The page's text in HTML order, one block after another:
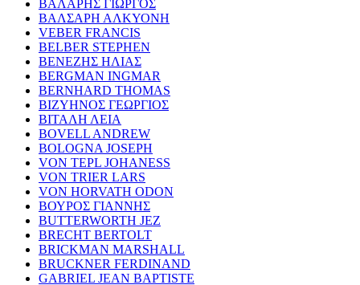
ΒΑΛΑΡΗΣ ΓΙΩΡΓΟΣ
ΒΑΛΣΑΡΗ ΑΛΚΥΟΝΗ
VEBER FRANCIS
BELBER STEPHEN
ΒΕΝΕΖΗΣ ΗΛΙΑΣ
BERGMAN INGMAR
BERNHARD THOMAS
ΒΙΖΥΗΝΟΣ ΓΕΩΡΓΙΟΣ
ΒΙΤΑΛΗ ΛΕΙΑ
BOVELL ANDREW
BOLOGNA JOSEPH
VON TEPL JOHANESS
VON TRIER LARS
VON HORVATH ODON
ΒΟΥΡΟΣ ΓΙΑΝΝΗΣ
BUTTERWORTH JEZ
BRECHT BERTOLT
BRICKMAN MARSHALL
BRUCKNER FERDINAND
GABRIEL JEAN BAPTISTE